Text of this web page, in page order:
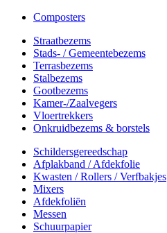
Composters
Straatbezems
Stads- / Gemeentebezems
Terrasbezems
Stalbezems
Gootbezems
Kamer-/Zaalvegers
Vloertrekkers
Onkruidbezems & borstels
Schildersgereedschap
Afplakband / Afdekfolie
Kwasten / Rollers / Verfbakjes
Mixers
Afdekfoliën
Messen
Schuurpapier